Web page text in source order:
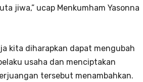
jiwa,” ucap Menkumham Yasonna
kita diharapkan dapat mengubah
usaha dan menciptakan
tersebut menambahkan.